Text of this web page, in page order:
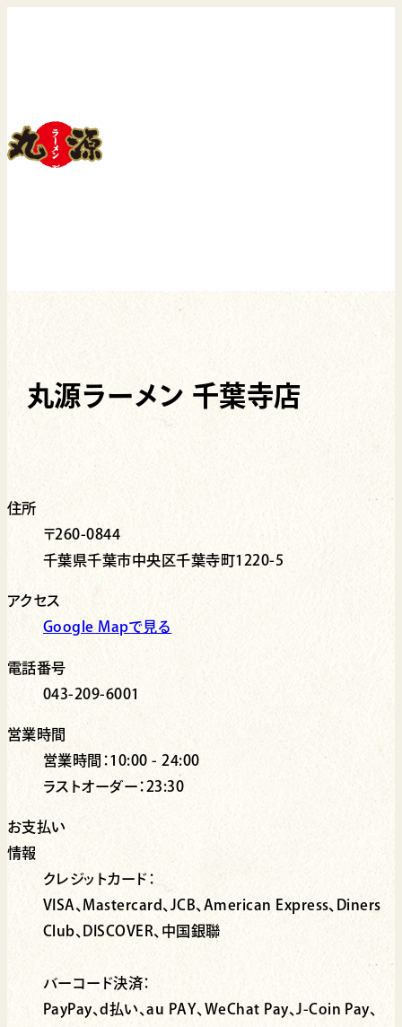
丸源ラーメン 千葉寺店
住所
〒260-0844
千葉県千葉市中央区千葉寺町1220-5
アクセス
Google Mapで見る
電話番号
043-209-6001
営業時間
営業時間：10:00 - 24:00
ラストオーダー：23:30
お支払い
情報
クレジットカード：
VISA、Mastercard、JCB、American Express、Diners
Club、DISCOVER、中国銀聯
バーコード決済：
PayPay、d払い、au PAY、WeChat Pay、J-Coin Pay、